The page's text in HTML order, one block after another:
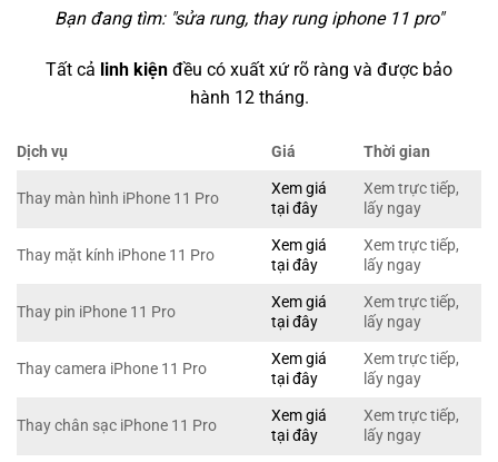
Bạn đang tìm: "sửa rung, thay rung iphone 11 pro"
Tất cả linh kiện đều có xuất xứ rõ ràng và được bảo
hành 12 tháng.
Dịch vụ Giá Thời gian
Thay màn hình iPhone 11 Pro
Xem giá
tại đây
Xem trực tiếp,
lấy ngay
Thay mặt kính iPhone 11 Pro
Xem giá
tại đây
Xem trực tiếp,
lấy ngay
Thay pin iPhone 11 Pro
Xem giá
tại đây
Xem trực tiếp,
lấy ngay
Thay camera iPhone 11 Pro
Xem giá
tại đây
Xem trực tiếp,
lấy ngay
Thay chân sạc iPhone 11 Pro
Xem giá
tại đây
Xem trực tiếp,
lấy ngay